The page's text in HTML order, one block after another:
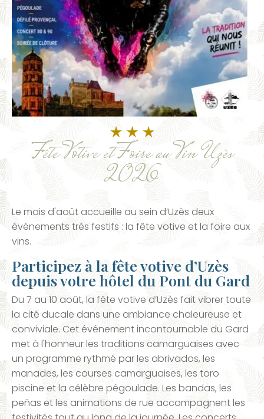
Fête Votive et Foire au Vin Uzès
2026
Le mois d'août accueille au sein d’Uzès deux
événements très festifs : la fête votive et la foire aux
vins.
Participez à la fête votive d’Uzès
depuis votre hôtel du Pont du Gard
Du 7 au 10 août, la fête votive d’Uzès fait vibrer toute
la cité ducale dans une ambiance chaleureuse et
conviviale. Cet événement incontournable du Gard
met à l'honneur les traditions camarguaises avec
un programme rythmé par les abrivados, les
manades, les courses camarguaises, les toro
piscine et la célèbre pégoulade. Les bandas, les
peñas et les animations de rue accompagnent les